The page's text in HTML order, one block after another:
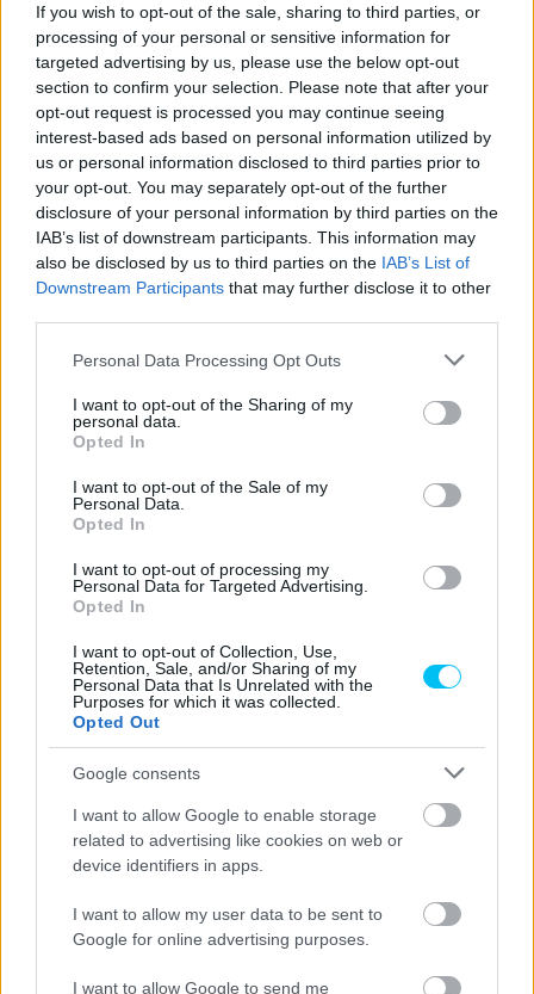
If you wish to opt-out of the sale, sharing to third parties, or
processing of your personal or sensitive information for
targeted advertising by us, please use the below opt-out
section to confirm your selection. Please note that after your
opt-out request is processed you may continue seeing
interest-based ads based on personal information utilized by
us or personal information disclosed to third parties prior to
your opt-out. You may separately opt-out of the further
disclosure of your personal information by third parties on the
IAB’s list of downstream participants. This information may
also be disclosed by us to third parties on the IAB’s List of
Downstream Participants that may further disclose it to other
Please note that this website/app uses one or more Google
not limited to your visit or usage behaviour. You may click to
grant or deny consent to Google and its third-party tags to
use your data for below specified purposes in below Google
consent section.
Personal Data Processing Opt Outs
I want to opt-out of the Sharing of my
personal data.
Opted In
I want to opt-out of the Sale of my
Personal Data.
Opted In
I want to opt-out of processing my
Personal Data for Targeted Advertising.
Opted In
I want to opt-out of Collection, Use,
Retention, Sale, and/or Sharing of my
Personal Data that Is Unrelated with the
Purposes for which it was collected.
Opted Out
Google consents
I want to allow Google to enable storage
related to advertising like cookies on web or
device identifiers in apps.
I want to allow my user data to be sent to
Google for online advertising purposes.
I want to allow Google to send me
versenyzett a MotoGP-ben. A jelenleg televíziós
szakértőként dolgozó expilóta hosszasan elemezte
Bagnaia karakterét.
együtt és rajta keresztül fejlődjön – mondta Hofmann a
Motorsport-Totalnak. – Persze ő már most is egy
hihetetlenül jó versenyző. Ez nem kérdés. De szinte túl már
kedves ehhez a sporthoz. Ahhoz, hogy valóban hősként
karizmájára, esetleg Marc keménységére lenne szüksége.
Akkor jobban kitűnne. Viszont neki ezek nincsenek meg.”
- Advertisement -
„Természetesen emberi szempontból ez egy jó dolog. Ő az